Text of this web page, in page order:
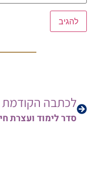
לכתבה הקודמת